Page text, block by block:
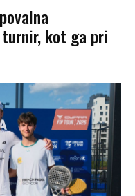
kot ga pri